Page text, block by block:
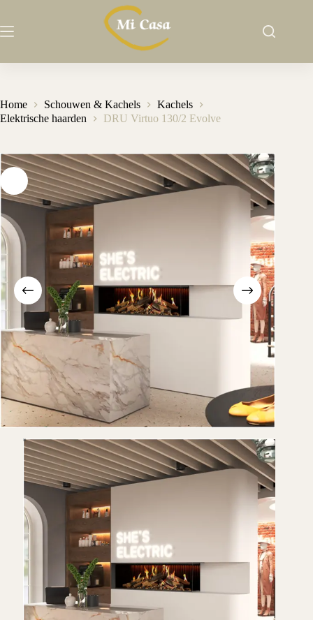
de
Home Schouwen & Kachels
Kachels
Elektrische haarden
DRU Virtuo 130/2 Evolve